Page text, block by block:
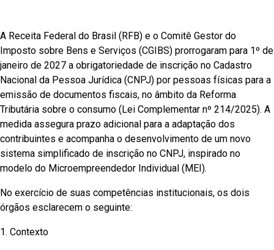
A Receita Federal do Brasil (RFB) e o Comitê Gestor do
Imposto sobre Bens e Serviços (CGIBS) prorrogaram para 1º de
janeiro de 2027 a obrigatoriedade de inscrição no Cadastro
Nacional da Pessoa Jurídica (CNPJ) por pessoas físicas para a
emissão de documentos fiscais, no âmbito da Reforma
Tributária sobre o consumo (Lei Complementar nº 214/2025). A
medida assegura prazo adicional para a adaptação dos
contribuintes e acompanha o desenvolvimento de um novo
sistema simplificado de inscrição no CNPJ, inspirado no
modelo do Microempreendedor Individual (MEI).
No exercício de suas competências institucionais, os dois
órgãos esclarecem o seguinte:
1. Contexto